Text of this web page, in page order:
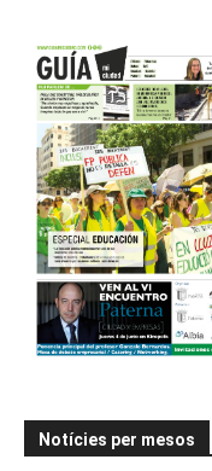
Notícies per mesos